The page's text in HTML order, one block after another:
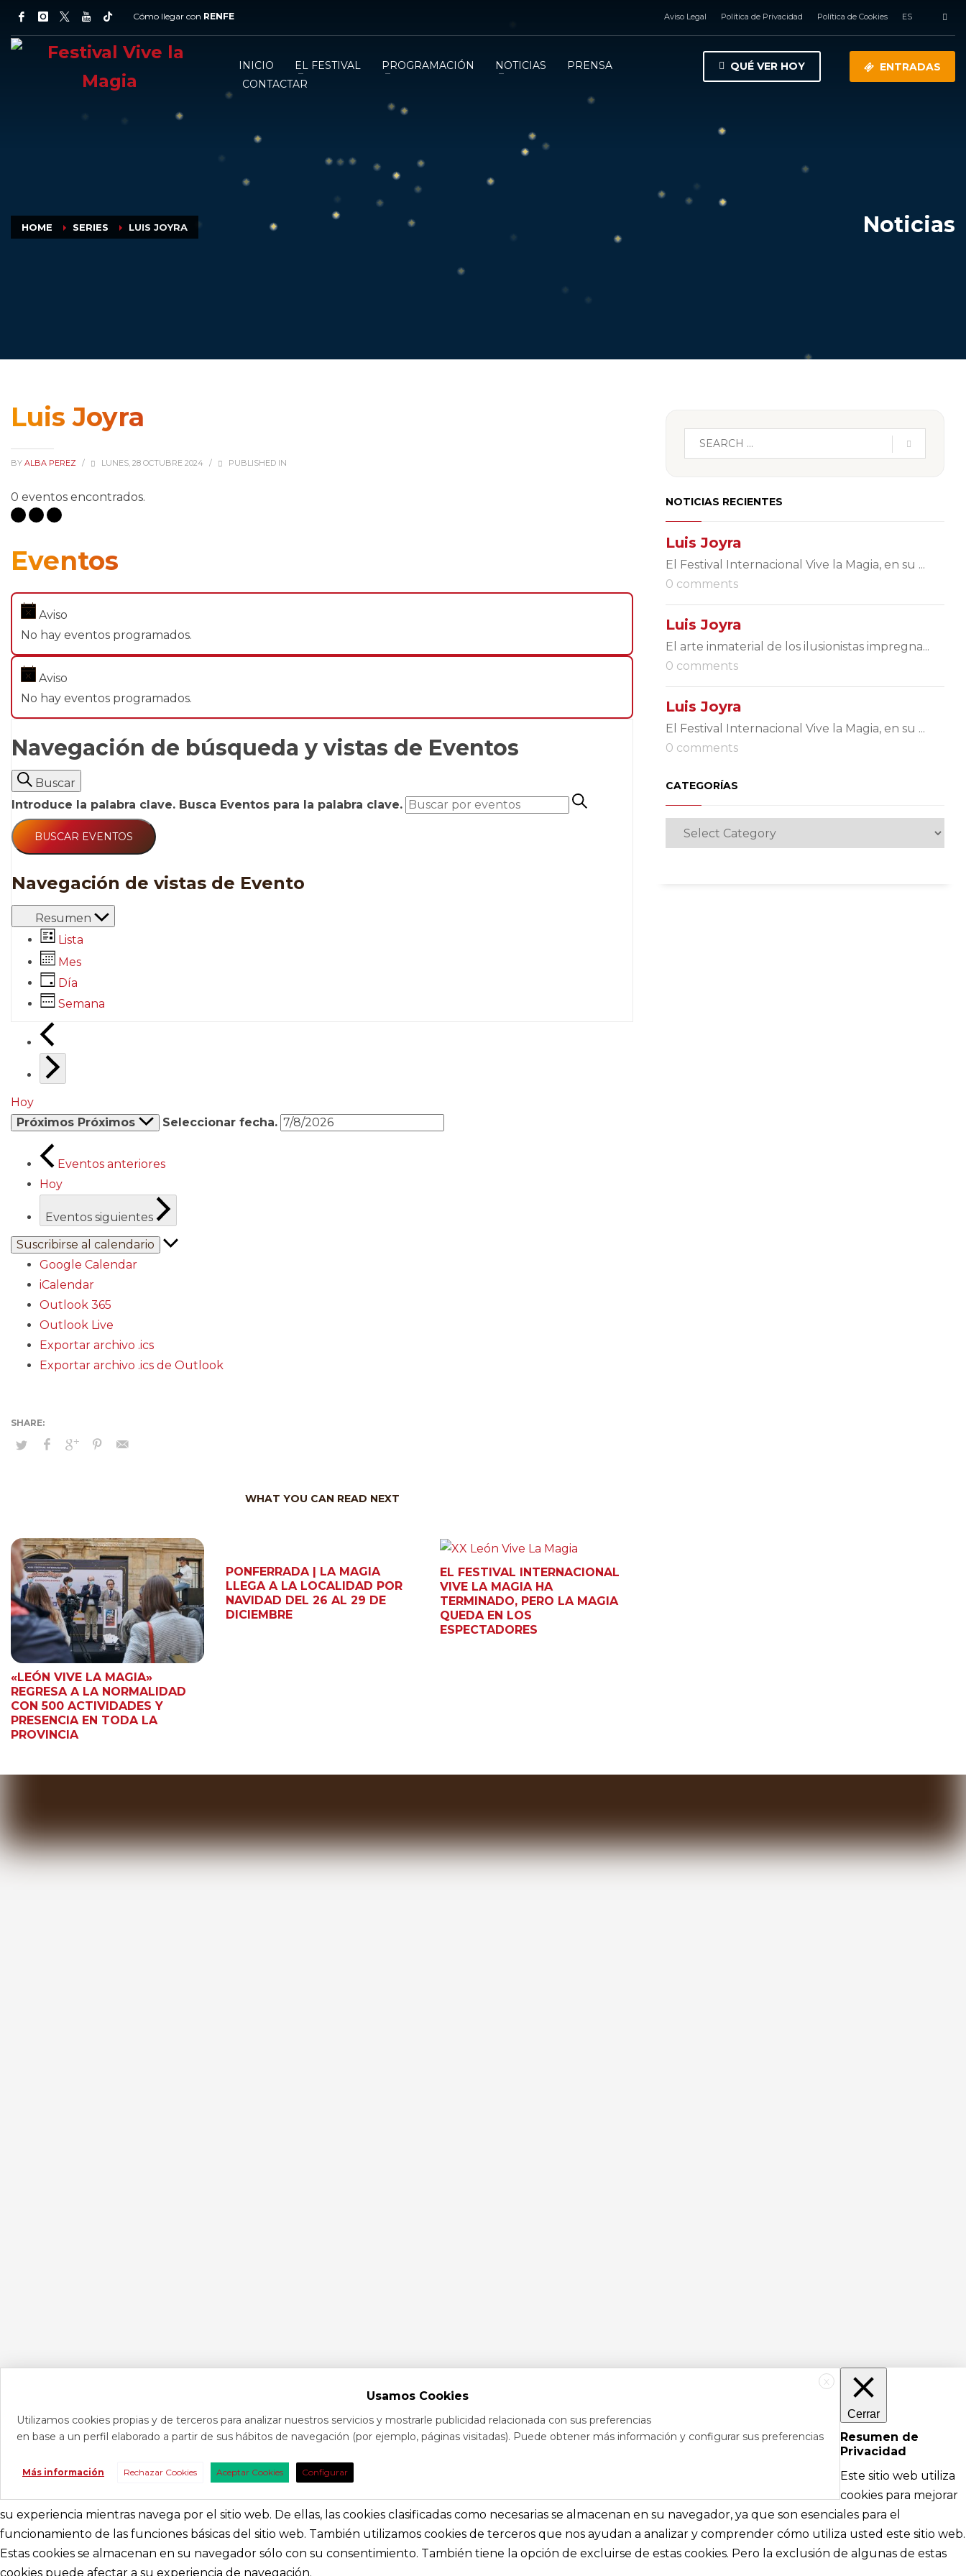
Cómo llegar con RENFE Aviso Legal Política de Privacidad Política de Cookies ES
INICIO EL FESTIVAL PROGRAMACIÓN NOTICIAS
PRENSA
CONTACTAR
QUÉ VER HOY ENTRADAS
HOME SERIES LUIS JOYRA Noticias
Luis Joyra
BY ALBA PEREZ / LUNES, 28 OCTUBRE 2024 / PUBLISHED IN
0 eventos encontrados.
Eventos
Aviso
No hay eventos programados.
Aviso
No hay eventos programados.
Navegación de búsqueda y vistas de Eventos
Buscar
Introduce la palabra clave. Busca Eventos para la palabra clave.
BUSCAR EVENTOS
Navegación de vistas de Evento
Resumen
Lista
Mes
Día
Semana
Hoy
Próximos Próximos Seleccionar fecha.
Eventos anteriores
Hoy
Eventos siguientes
Suscribirse al calendario
Google Calendar
iCalendar
Outlook 365
Outlook Live
Exportar archivo .ics
Exportar archivo .ics de Outlook
WHAT YOU CAN READ NEXT
«LEÓN VIVE LA MAGIA»
REGRESA A LA NORMALIDAD
CON 500 ACTIVIDADES Y
PRESENCIA EN TODA LA
PROVINCIA
PONFERRADA | LA MAGIA
LLEGA A LA LOCALIDAD POR
NAVIDAD DEL 26 AL 29 DE
DICIEMBRE
EL FESTIVAL INTERNACIONAL
VIVE LA MAGIA HA
TERMINADO, PERO LA MAGIA
QUEDA EN LOS
ESPECTADORES
NOTICIAS RECIENTES
Luis Joyra
El Festival Internacional Vive la Magia, en su ...
0 comments
Luis Joyra
El arte inmaterial de los ilusionistas impregna...
0 comments
Luis Joyra
El Festival Internacional Vive la Magia, en su ...
0 comments
CATEGORÍAS
Consúltanos sobre eventos y espectáculos o contacta con
nosotros para solictar información general
abracadabra@festivalvivelamagia.es
secciones e información
Inicio
El festival
Textos legales e información técnica sobre
nuestra web
Aviso Legal
Política de Privacidad
X
Usamos Cookies
Utilizamos cookies propias y de terceros para analizar nuestros servicios y mostrarle publicidad relacionada con sus preferencias
en base a un perfil elaborado a partir de sus hábitos de navegación (por ejemplo, páginas visitadas). Puede obtener más información y configurar sus preferencias
Más información Rechazar Cookies Aceptar Cookies Configurar
Cerrar
Resumen de
Privacidad
Este sitio web utiliza
cookies para mejorar
su experiencia mientras navega por el sitio web. De ellas, las cookies clasificadas como necesarias se almacenan en su navegador, ya que son esenciales para el
funcionamiento de las funciones básicas del sitio web. También utilizamos cookies de terceros que nos ayudan a analizar y comprender cómo utiliza usted este sitio web.
Estas cookies se almacenan en su navegador sólo con su consentimiento. También tiene la opción de excluirse de estas cookies. Pero la exclusión de algunas de estas
cookies puede afectar a su experiencia de navegación.